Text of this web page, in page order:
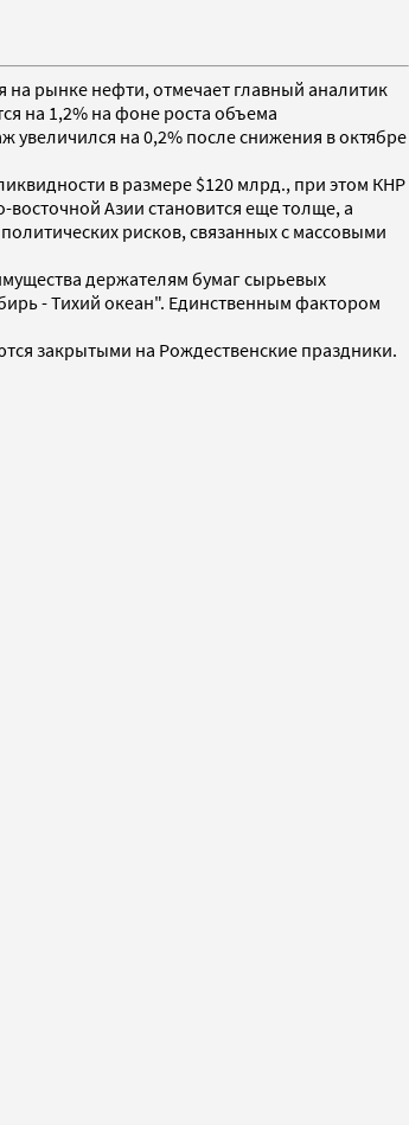
на рынке нефти, отмечает главный аналитик
на 1,2% на фоне роста объема
на 0,2% после снижения в октябре
в размере $120 млрд., при этом КНР
Азии становится еще толще, а
рисков, связанных с массовыми
держателям бумаг сырьевых
- Тихий океан". Единственным фактором
закрытыми на Рождественские праздники.